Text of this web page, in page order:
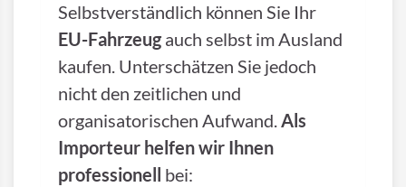
Selbstverständlich können Sie Ihr
EU-Fahrzeugauch selbst im Ausland
kaufen. Unterschätzen Sie jedoch
nicht den zeitlichen und
organisatorischen Aufwand.Als
Importeur helfen wir Ihnen
professionell bei: